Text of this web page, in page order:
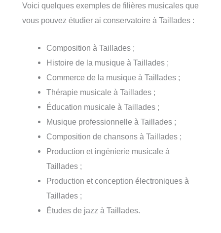
Voici quelques exemples de filières musicales que
vous pouvez étudier ai conservatoire à Taillades :
Composition à Taillades ;
Histoire de la musique à Taillades ;
Commerce de la musique à Taillades ;
Thérapie musicale à Taillades ;
Éducation musicale à Taillades ;
Musique professionnelle à Taillades ;
Composition de chansons à Taillades ;
Production et ingénierie musicale à
Taillades ;
Production et conception électroniques à
Taillades ;
Études de jazz à Taillades.